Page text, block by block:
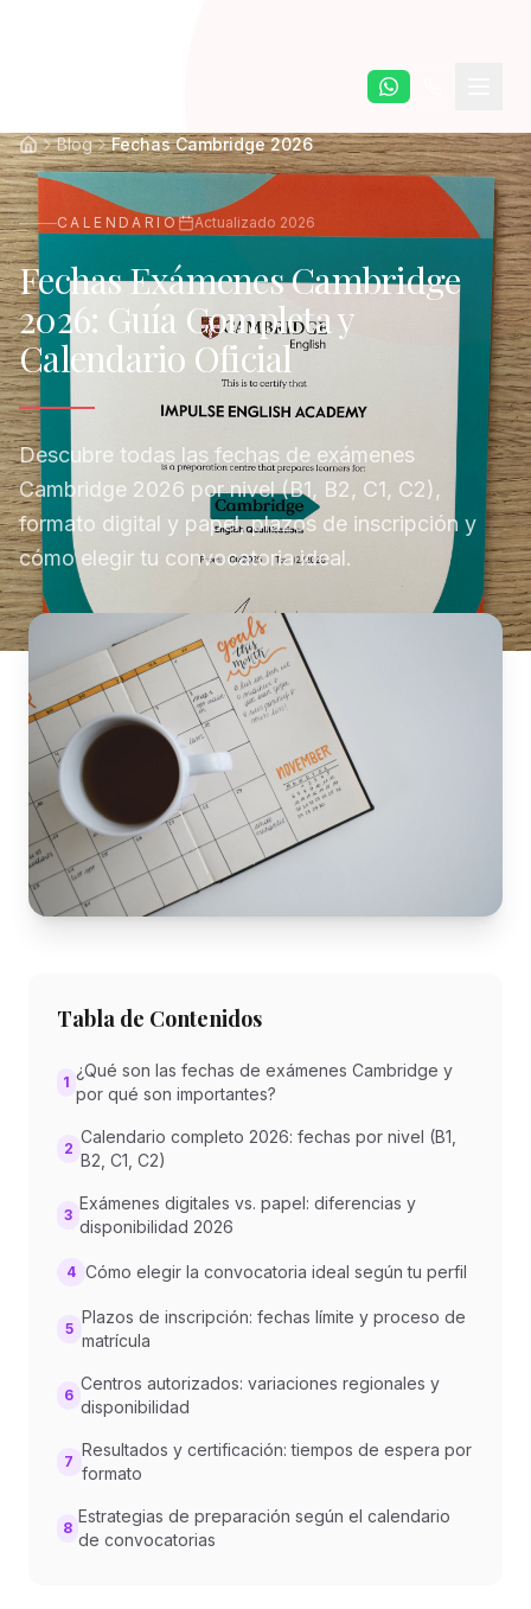
Blog Fechas Cambridge 2026
CALENDARIO Actualizado 2026
Fechas Exámenes Cambridge
2026: Guía Completa y
Calendario Oficial
Descubre todas las fechas de exámenes
Cambridge 2026 por nivel (B1, B2, C1, C2),
formato digital y papel, plazos de inscripción y
cómo elegir tu convocatoria ideal.
Tabla de Contenidos
1
¿Qué son las fechas de exámenes Cambridge y
por qué son importantes?
2
Calendario completo 2026: fechas por nivel (B1,
B2, C1, C2)
3
Exámenes digitales vs. papel: diferencias y
disponibilidad 2026
4 Cómo elegir la convocatoria ideal según tu perfil
5
Plazos de inscripción: fechas límite y proceso de
matrícula
6
Centros autorizados: variaciones regionales y
disponibilidad
7
Resultados y certificación: tiempos de espera por
formato
8
Estrategias de preparación según el calendario
de convocatorias